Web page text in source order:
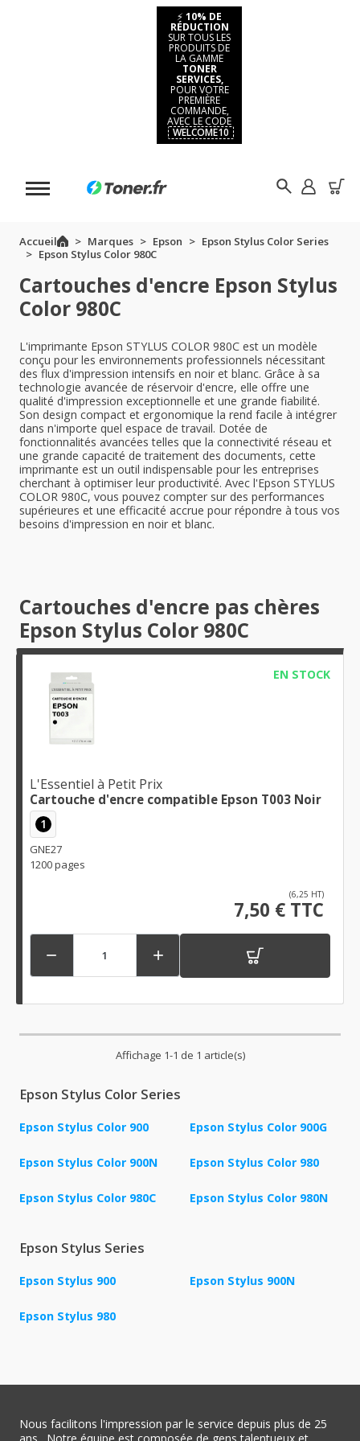
⚡ 10% DE
RÉDUCTION
SUR TOUS LES
PRODUITS DE
LA GAMME
TONER
SERVICES,
POUR VOTRE
PREMIÈRE
COMMANDE,
AVEC LE CODE
WELCOME10
Accueil Marques Epson
Epson Stylus Color Series
Epson Stylus Color 980C
Cartouches d'encre Epson Stylus
Color 980C
L'imprimante Epson STYLUS COLOR 980C est un modèle
conçu pour les environnements professionnels nécessitant
des flux d'impression intensifs en noir et blanc. Grâce à sa
technologie avancée de réservoir d'encre, elle offre une
qualité d'impression exceptionnelle et une grande fiabilité.
Son design compact et ergonomique la rend facile à intégrer
dans n'importe quel espace de travail. Dotée de
fonctionnalités avancées telles que la connectivité réseau et
une grande capacité de traitement des documents, cette
imprimante est un outil indispensable pour les entreprises
cherchant à optimiser leur productivité. Avec l'Epson STYLUS
COLOR 980C, vous pouvez compter sur des performances
supérieures et une efficacité accrue pour répondre à tous vos
besoins d'impression en noir et blanc.
Cartouches d'encre pas chères
Epson Stylus Color 980C
EN STOCK
L'Essentiel à Petit Prix
Cartouche d'encre compatible Epson T003 Noir
1
GNE27
1200 pages
(6,25 HT)
7,50 € TTC
 
Affichage 1-1 de 1 article(s)
Epson Stylus Color Series
Epson Stylus Color 900 Epson Stylus Color 900G
Epson Stylus Color 900N Epson Stylus Color 980
Epson Stylus Color 980C Epson Stylus Color 980N
Epson Stylus Series
Epson Stylus 900 Epson Stylus 900N
Epson Stylus 980
Nous facilitons l'impression par le service depuis plus de 25